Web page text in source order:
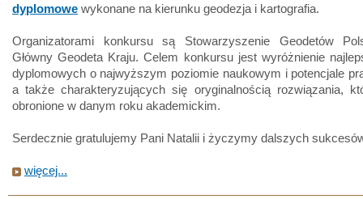
dyplomowe wykonane na kierunku geodezja i kartografia.
Organizatorami konkursu są Stowarzyszenie Geodetów
Główny Geodeta Kraju. Celem konkursu jest wyróżnienie
dyplomowych o najwyższym poziomie naukowym i potencjale
a także charakteryzujących się oryginalnością rozwiązania,
obronione w danym roku akademickim.
Serdecznie gratulujemy Pani Natalii i życzymy dalszych
więcej...